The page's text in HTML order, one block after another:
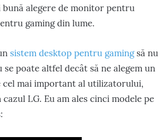
bună alegere de monitor pentru
gaming din lume.
sistem desktop pentru gamingsă nu
poate altfel decât să ne alegem un
cel mai important al utilizatorului,
LG. Eu am ales cinci modele pe